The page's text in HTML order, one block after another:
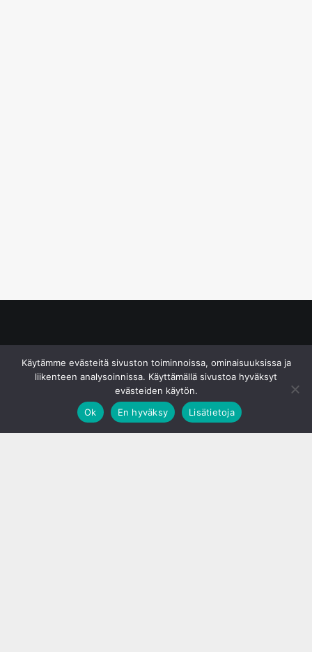
Käytämme evästeitä sivuston toiminnoissa, ominaisuuksissa ja
liikenteen analysoinnissa. Käyttämällä sivustoa hyväksyt
evästeiden käytön.
Ok
En hyväksy Lisätietoja